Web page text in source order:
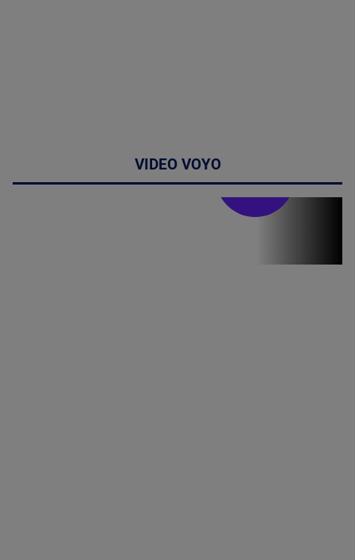
VIDEO VOYO